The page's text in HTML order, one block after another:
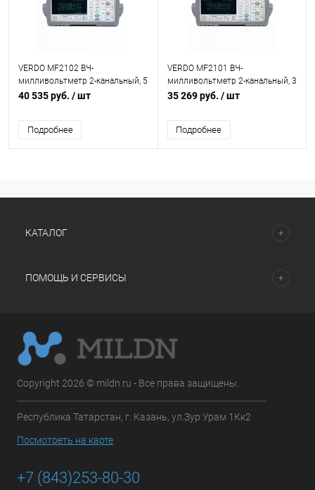
VERDO MF2102 ВЧ-
милливольтметр 2-канальный, 5
МГц
40 535 руб. / шт
Подробнее
VERDO MF2101 ВЧ-
милливольтметр 2-канальный, 3
МГц
35 269 руб. / шт
Подробнее
КАТАЛОГ
ПОМОЩЬ И СЕРВИСЫ
Copyright 2026 © mildn.ru - Все права защищены.
Республика Татарстан, г. Казань, ул.Зур Урам 1Кк2
Посмотреть на карте
+7 (843)253-80-30